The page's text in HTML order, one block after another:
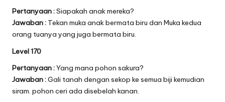
Pertanyaan :Siapakah anak mereka?
Jawaban : Tekan muka anak bermata biru dan Muka kedua
orang tuanya yang juga bermata biru.
Level 170
Pertanyaan :Yang mana pohon sakura?
Jawaban :Gali tanah dengan sekop ke semua biji kemudian
siram. pohon ceri ada disebelah kanan.